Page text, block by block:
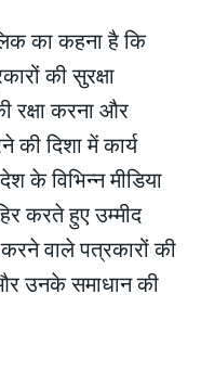
का कहना है कि
की सुरक्षा
रक्षा करना और
की दिशा में कार्य
के विभिन्न मीडिया
करते हुए उम्मीद
वाले पत्रकारों की
उनके समाधान की